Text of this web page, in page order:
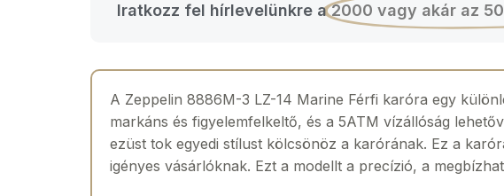
Iratkozz fel hírlevelünkre a2000 vagy akár az
A Zeppelin 8886M-3 LZ-14 Marine Férfi karóra egy
markáns és figyelemfelkeltő, és a 5ATM vízállóság
ezüst tok egyedi stílust kölcsönöz a karórának. Ez a
igényes vásárlóknak. Ezt a modellt a precízió, a